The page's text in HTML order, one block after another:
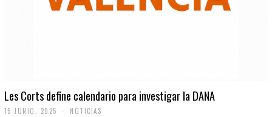
Les Corts define calendario para investigar la DANA
15 JUNIO, 2025 NOTICIAS